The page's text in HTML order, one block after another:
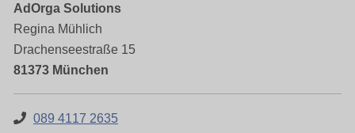
AdOrga Solutions
Regina Mühlich
Drachenseestraße 15
81373 München
089 4117 2635